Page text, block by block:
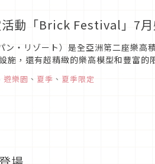
動「Brick Festival」7
・リゾート）是全亞洲第二座樂高
，還有超精緻的樂高模型和豐富的
遊樂園 、 夏季 、 夏季限定